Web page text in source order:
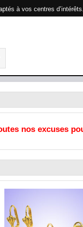
à vos centres
nos excuses